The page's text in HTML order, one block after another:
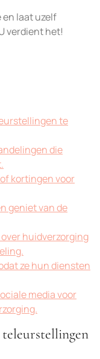
en laat uzelf
verdient het!
te
die
kortingen voor
geniet van de
huidverzorging
ze hun diensten
media voor
teleurstellingen